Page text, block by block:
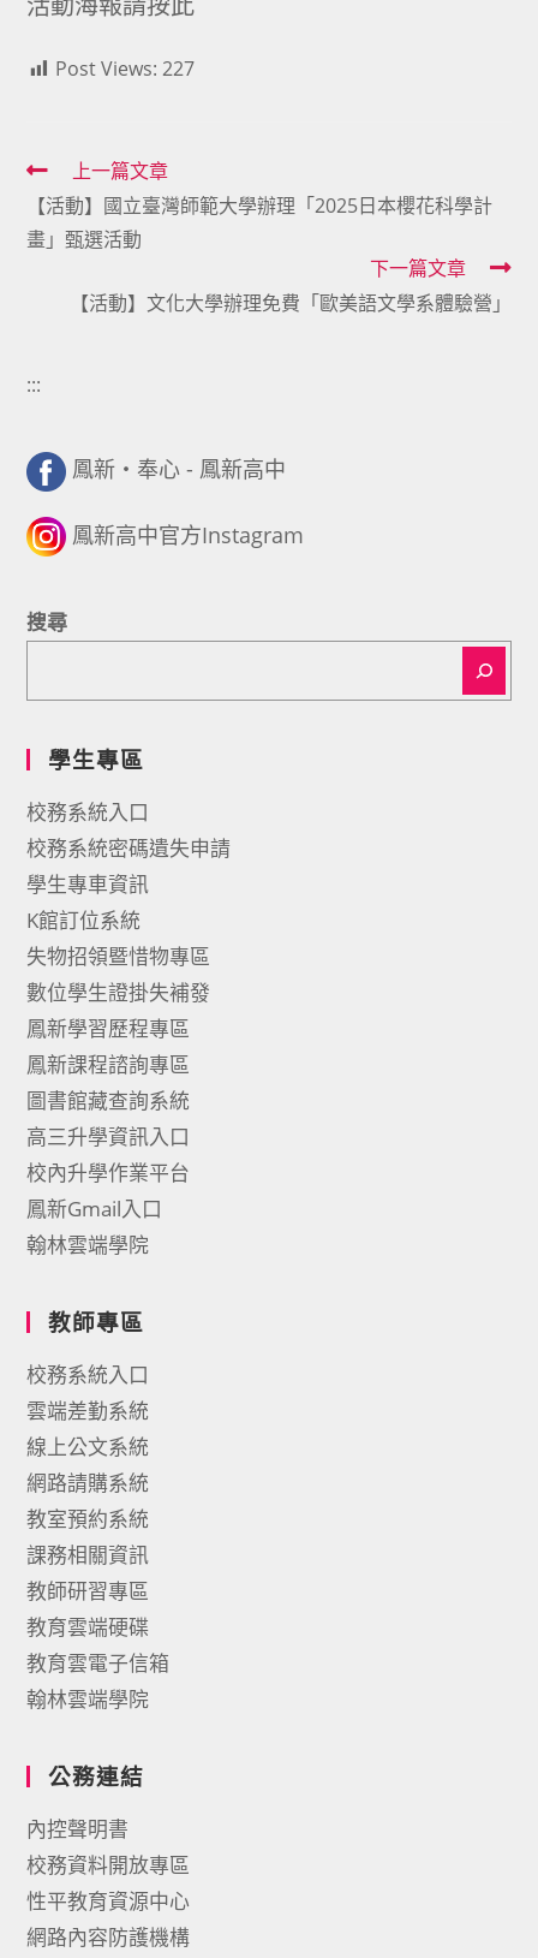
Post Views: 227
Read
more
articles
上一篇文章
【活動】國立臺灣師範大學辦理「2025日本櫻花科學計
畫」甄選活動
下一篇文章
【活動】文化大學辦理免費「歐美語文學系體驗營」
:::
鳳新・奉心 - 鳳新高中
鳳新高中官方Instagram
搜尋
學生專區
校務系統入口
校務系統密碼遺失申請
學生專車資訊
K館訂位系統
失物招領暨惜物專區
數位學生證掛失補發
鳳新學習歷程專區
鳳新課程諮詢專區
圖書館藏查詢系統
高三升學資訊入口
校內升學作業平台
鳳新Gmail入口
翰林雲端學院
教師專區
校務系統入口
雲端差勤系統
線上公文系統
網路請購系統
教室預約系統
課務相關資訊
教師研習專區
教育雲端硬碟
教育雲電子信箱
翰林雲端學院
公務連結
內控聲明書
校務資料開放專區
性平教育資源中心
網路內容防護機構